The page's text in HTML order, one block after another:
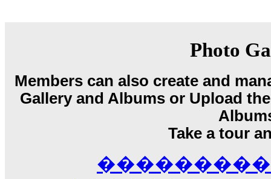
Echo, ���� �� ������� ��
������ �� �����.. "������" ���
15:33
��������� ����, ���������
����� ��������� ��
������! ��� ������ �� �����...
������� ���� ���� ������;
Photo
Members can also create and
Gallery and Albums or Upload
Take a tour
���������